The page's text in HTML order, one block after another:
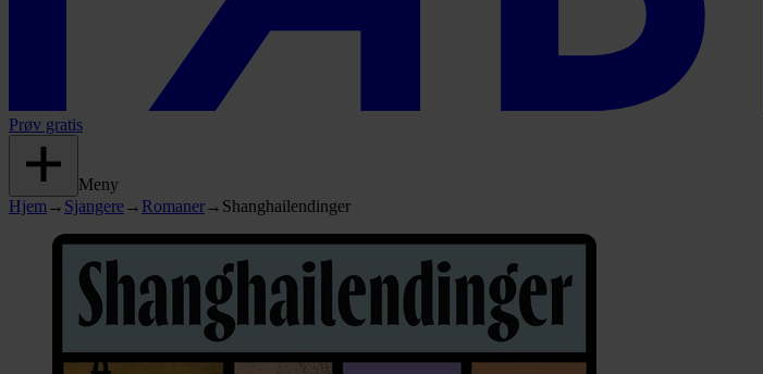
Prøv gratis
Meny
Hjem → Sjangere→ Romaner→ Shanghailendinger